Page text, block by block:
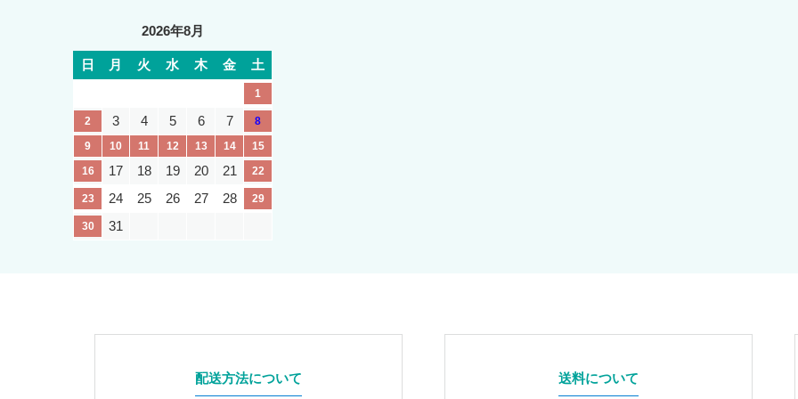
2026年8月
日 月 火 水 木 金 土
1
2 3 4 5 6 7
8
9
10 11 12 13 14
15
16
17 18 19 20 21 22
23 24 25 26 27 28 29
30 31
配送方法について 送料について